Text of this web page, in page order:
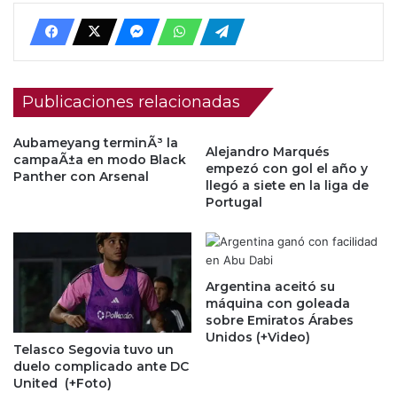
Publicaciones relacionadas
Aubameyang terminÃ³ la
campaÃ±a en modo Black
Panther con Arsenal
Alejandro Marqués
empezó con gol el año y
llegó a siete en la liga de
Portugal
Telasco Segovia tuvo un
duelo complicado ante DC
United (+Foto)
Argentina aceitó su
máquina con goleada
sobre Emiratos Árabes
Unidos (+Video)